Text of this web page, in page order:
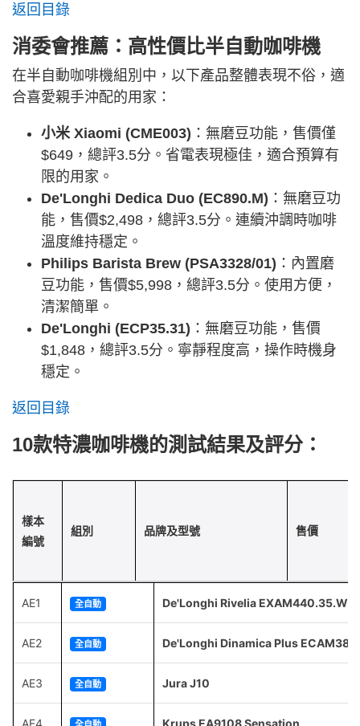
返回目錄
消委會推薦：高性價比半自動咖啡機
在半自動咖啡機組別中，以下產品整體表現不俗，適
合喜愛親手沖配的用家：
小米 Xiaomi (CME003) ：無磨豆功能，售價僅
$649，總評3.5分。省電表現極佳，適合預算有
限的用家。
De'Longhi Dedica Duo (EC890.M) ：無磨豆功
能，售價$2,498，總評3.5分。連續沖調時咖啡
溫度維持穩定。
Philips Barista Brew (PSA3328/01) ：內置磨
豆功能，售價$5,998，總評3.5分。使用方便，
清潔簡單。
De'Longhi (ECP35.31) ：無磨豆功能，售價
$1,848，總評3.5分。寧靜程度高，操作時機身
穩定。
返回目錄
10款特濃咖啡機的測試結果及評分：
樣本
編號
組別 品牌及型號 售價
AE1 全自動 De'Longhi Rivelia EXAM440.35.W
AE2 全自動 De'Longhi Dinamica Plus
AE3 全自動 Jura J10
AE4 Krups EA9108 Sensation